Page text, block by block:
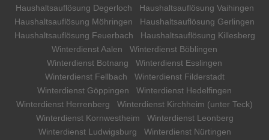
Haushaltsauflösung Degerloch
Haushaltsauflösung Vaihingen
Haushaltsauflösung Möhringen
Haushaltsauflösung Gerlingen
Haushaltsauflösung Feuerbach
Haushaltsauflösung Killesberg
Winterdienst Aalen
Winterdienst Böblingen
Winterdienst Botnang
Winterdienst Esslingen
Winterdienst Fellbach
Winterdienst Filderstadt
Winterdienst Göppingen
Winterdienst Hedelfingen
Winterdienst Herrenberg
Winterdienst Kirchheim (unter Teck)
Winterdienst Kornwestheim
Winterdienst Leonberg
Winterdienst Ludwigsburg
Winterdienst Nürtingen